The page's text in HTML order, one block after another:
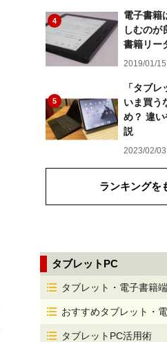
4
電子書籍
しむのが
書籍リー
2019/01/15
5
「タブ
いま買う
め？ 違
説
2023/02/03
ランキングを
タブレットPC
タブレット・電子書籍
おすすめタブレット・
タブレットPC活用術